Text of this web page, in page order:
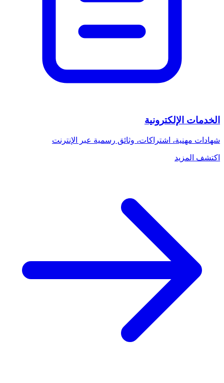
الخدمات الإلكترونية
شهادات مهنية، اشتراكات، وثائق رسمية عبر الإنترنت
اكتشف المزيد